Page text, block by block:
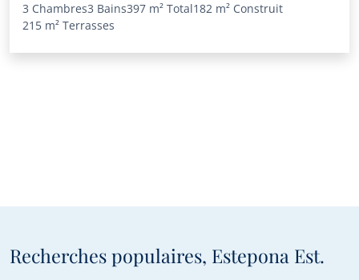
3 Chambres3 Bains397 m² Total182 m² Construit
215 m² Terrasses
Recherches populaires, Estepona Est.